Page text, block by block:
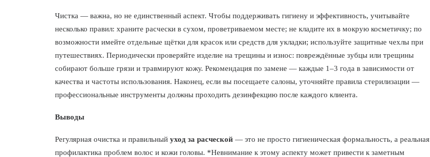
Чистка — важна, но не единственный аспект. Чтобы поддерживать гигиену и эффективность, учитывайте
несколько правил: храните расчески в сухом, проветриваемом месте; не кладите их в мокрую косметичку; по
возможности имейте отдельные щётки для красок или средств для укладки; используйте защитные чехлы при
путешествиях. Периодически проверяйте изделие на трещины и износ: повреждённые зубцы или трещины
собирают больше грязи и травмируют кожу. Рекомендация по замене — каждые 1–3 года в зависимости от
качества и частоты использования. Наконец, если вы посещаете салоны, уточняйте правила стерилизации —
профессиональные инструменты должны проходить дезинфекцию после каждого клиента.
Выводы
Регулярная очистка и правильный уход за расческой — это не просто гигиеническая формальность, а реальная
профилактика проблем волос и кожи головы. *Невнимание к этому аспекту может привести к заметным